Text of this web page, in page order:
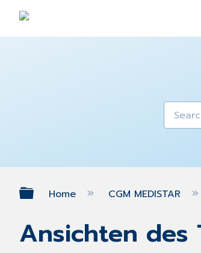
Expand/collapse
Home CGM MEDISTAR
Ansichten des